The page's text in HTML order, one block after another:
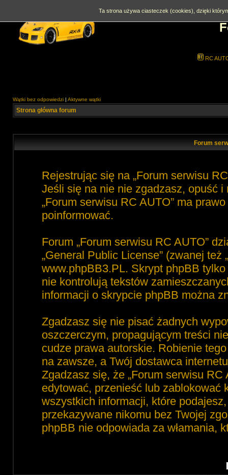
RC
Wątki bez odpowiedzi | Aktywne wątki
Strona główna forum
Forum
Rejestrując się na „Forum serwisu
Jeśli się na nie nie zgadzasz, opuść i
„Forum serwisu RC AUTO” ma
poinformować.
Forum „Forum serwisu RC AUTO”
„General Public License” (zwanej też
www.phpBB3.PL. Skrypt phpBB
nie kontrolują tekstów
informacji o skrypcie phpBB można
Zgadzasz się nie pisać żadnych
oszczerczym, propagującym treści
cudze prawa autorskie. Robienie
na zawsze, a Twój dostawca
Zgadzasz się, że „Forum serwisu
edytować, przenieść lub zablokować
wszystkich informacji, które
przekazywane nikomu bez Twojej
phpBB nie odpowiada za włamania,
Ta strona używa ciasteczek (cookies), dzięki